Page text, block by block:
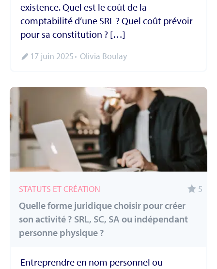
existence. Quel est le coût de la
comptabilité d’une SRL ? Quel coût prévoir
pour sa constitution ? […]
17 juin 2025 Olivia Boulay
STATUTS ET CRÉATION 5
Quelle forme juridique choisir pour créer
son activité ? SRL, SC, SA ou indépendant
personne physique ?
Entreprendre en nom personnel ou